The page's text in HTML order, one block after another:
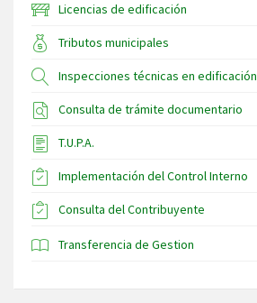
Licencias de edificación
Tributos municipales
Inspecciones técnicas en edificación
Consulta de trámite documentario
T.U.P.A.
Implementación del Control Interno
Consulta del Contribuyente
Transferencia de Gestion